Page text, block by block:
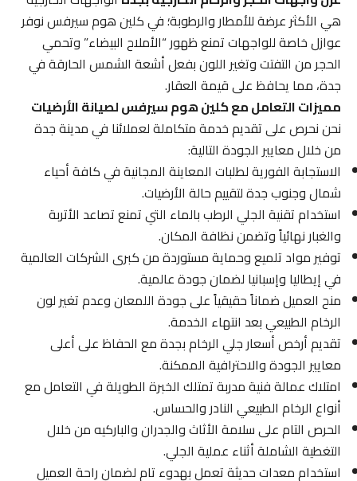
هي الأكثر عرضة للأمطار والرطوبة؛ في كلين هوم سيرفس نوفر
عوازل خاصة للواجهات تمنع ظهور “الأملاح البيضاء” وتحمي
الحجر من التفتت وتغير اللون بفعل أشعة الشمس الحارقة في
جدة، مما يحافظ على قيمة العقار.
مميزات التعامل مع كلين هوم سيرفس لصيانة الأرضيات
نحن نحرص على تقديم خدمة متكاملة لعملائنا في مدينة جدة
من خلال معايير الجودة التالية:
الاستجابة الفورية لطلبات المعاينة المجانية في كافة أحياء
شمال وجنوب جدة لتقييم حالة الأرضيات.
استخدام تقنية الجلي الرطب بالماء التي تمنع تصاعد الأتربة
والغبار نهائياً وتضمن نظافة المكان.
توفير مواد تلميع وحماية مستوردة من كبرى الشركات العالمية
في إيطاليا وإسبانيا لضمان جودة عالمية.
منح العميل ضماناً حقيقياً على جودة اللمعان وعدم تغير لون
الرخام الطبيعي بعد انتهاء الخدمة.
تقديم أرخص أسعار جلي الرخام بجدة مع الحفاظ على أعلى
معايير الجودة والاحترافية الممكنة.
امتلاك عمالة فنية مدربة تمتلك الخبرة الطويلة في التعامل مع
أنواع الرخام الطبيعي النادر والحساس.
الحرص التام على سلامة الأثاث والجدران والباركيه من خلال
التغطية الشاملة أثناء عملية الجلي.
استخدام معدات حديثة تعمل بهدوء تام لضمان راحة العميل